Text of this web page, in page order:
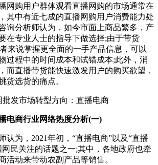
购用户群体观看直播网购的市场通常在
其中有近七成的直播网购用户消费能力处
询分析师认为，如今市面上商品繁多，产
在专业人士的指导下做选择;由于带货
来说掌握更全面的一手产品信息，可以
过程中的时间成本和试错成本;此外，消
而直播带货能快速激发用户的购买欲望，
货选货的痛点。
电商行业网络热度分析(一)
为，2021年初，“直播电商”以及“直播
民关注的话题之一;其中，各地政府也牵
活动来带动农副产品等销售。